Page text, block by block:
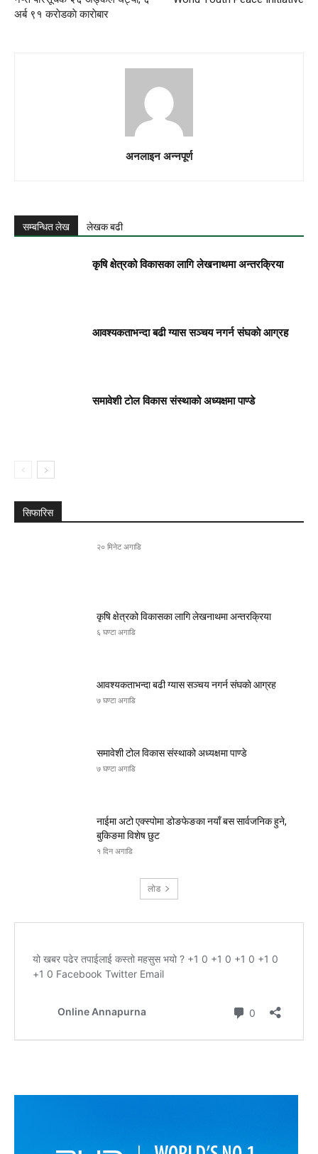
अर्ब ९१ कराेडकाे काराेबार
अनलाइन अन्नपूर्ण
सम्बन्धित लेख लेखक बढी
कृषि क्षेत्रको विकासका लागि लेखनाथमा अन्तरक्रिया
आवश्यकताभन्दा बढी ग्यास सञ्चय नगर्न संघकाे आग्रह
समावेशी टोल विकास संस्थाको अध्यक्षमा पाण्डे
सिफारिस
२० मिनेट अगाडि
कृषि क्षेत्रको विकासका लागि लेखनाथमा अन्तरक्रिया
६ घण्टा अगाडि
आवश्यकताभन्दा बढी ग्यास सञ्चय नगर्न संघकाे आग्रह
७ घण्टा अगाडि
समावेशी टोल विकास संस्थाको अध्यक्षमा पाण्डे
७ घण्टा अगाडि
नाईमा अटो एक्स्पोमा डोङफेङका नयाँ बस सार्वजनिक हुने,
बुकिङमा विशेष छुट
१ दिन अगाडि
लोड